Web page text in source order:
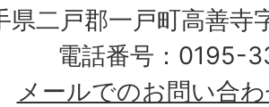
県二戸郡一戸町高善寺
電話番号：0195-
メールでのお問い合